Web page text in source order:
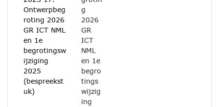
Ontwerpbeg
roting 2026
GR ICT NML
en 1e
begrotingsw
ijziging
2025
(bespreekst
uk)
g
2026
GR
ICT
NML
en 1e
begro
tings
wijzig
ing